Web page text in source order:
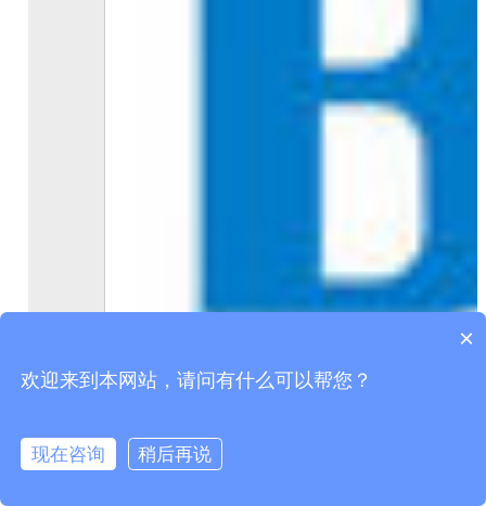
×
欢迎来到本网站，请问有什么可以帮您？
现在咨询
稍后再说
在线咨询